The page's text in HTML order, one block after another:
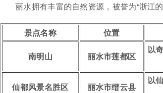
丽水拥有丰富的自然资源，被誉为“浙江
景点名称 位置
南明山 丽水市莲都区
以
仙都风景名胜区 丽水市缙云县
以